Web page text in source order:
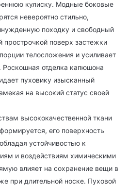
кулиску. Модные боковые
невероятно стильно,
походку и свободный
прострочкой поверх застежки
телосложения и усиливает
Роскошная отделка капюшона
пуховику изысканный
на высокий статус своей
высококачественной ткани
его поверхность
устойчивостью к
и воздействиям химическими
влияет на сохранение вещи в
при длительной носке. Пуховой